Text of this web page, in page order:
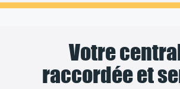
Votre
raccordée et